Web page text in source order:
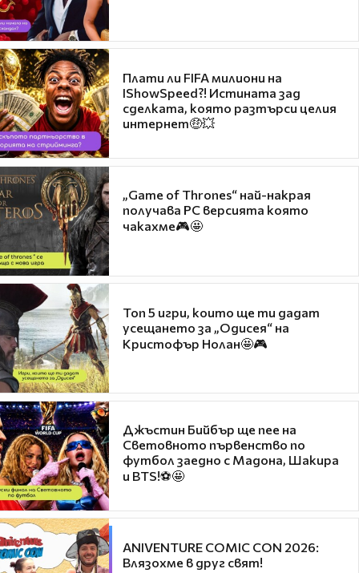
Плати ли FIFA милиони на
IShowSpeed?! Истината зад
сделката, която разтърси целия
интернет🤑💥
„Game of Thrones“ най-накрая
получава PC версията която
чакахме🎮🤩
Топ 5 игри, които ще ти дадат
усещането за „Одисея“ на
Кристофър Нолан🤩🎮
Джъстин Бийбър ще пее на
Световното първенство по
футбол заедно с Мадона, Шакира
и BTS!⚽🤩
ANIVENTURE COMIC CON 2026:
Влязохме в друг свят!